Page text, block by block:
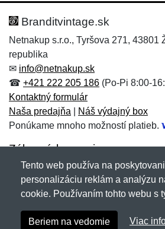
Hodnotenie:
Meno:*
E-mail:
Správa*
Meno:
E-mail:*
Správa*
Branditvintage.sk
Netnakup s.r.o., Tyršova 271, 43801
republika
✉ info@netnakup.sk
☎ +421 222 205 186 (Po-Pi 8:00-
Kontaktný formulár
Naša predajňa
Náš výdajný box
Ponúkame mnoho možností platieb.
Zákaznícky servis
Novinky emailom
Copyright © 2007-2026 (19 rokov s
Tento web používa na
personalizáciu reklám a analýzu
cookie. Používaním tohto webu s
Beriem na vedomie Viac